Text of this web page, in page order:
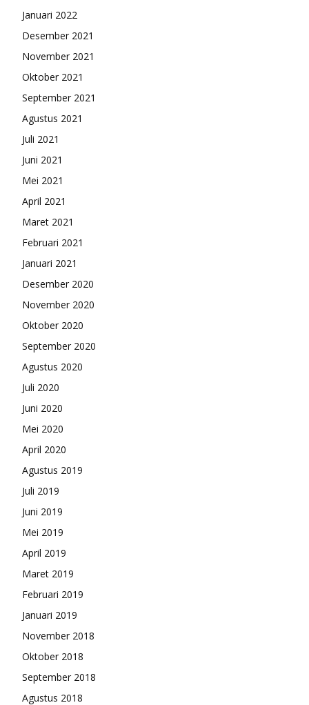
Januari 2022
Desember 2021
November 2021
Oktober 2021
September 2021
Agustus 2021
Juli 2021
Juni 2021
Mei 2021
April 2021
Maret 2021
Februari 2021
Januari 2021
Desember 2020
November 2020
Oktober 2020
September 2020
Agustus 2020
Juli 2020
Juni 2020
Mei 2020
April 2020
Agustus 2019
Juli 2019
Juni 2019
Mei 2019
April 2019
Maret 2019
Februari 2019
Januari 2019
November 2018
Oktober 2018
September 2018
Agustus 2018